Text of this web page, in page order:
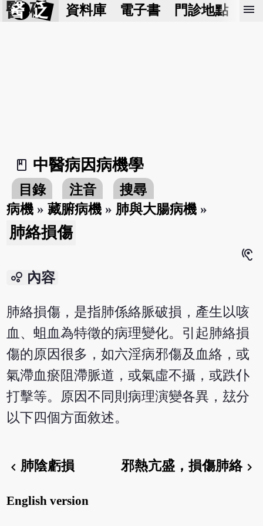
醫 砭 資料庫 電子書 門診地點 預
menu
book_2
中醫病因病機學
目錄 注音
搜尋
病機 »藏腑病機 » 肺與大腸病機 »
肺絡損傷
hearing
bubble_chart 內容
肺絡損傷，是指肺係絡脈破損，產生以咳
血、蛆血為特徵的病理變化。引起肺絡損
傷的原因很多，如六淫病邪傷及血絡，或
氣滯血瘀阻滯脈道，或氣虛不攝，或跌仆
打擊等。原因不同則病理演變各異，玆分
以下四個方面敘述。
chevron_left肺陰虧損 邪熱亢盛，損傷肺絡chevron_right
English version